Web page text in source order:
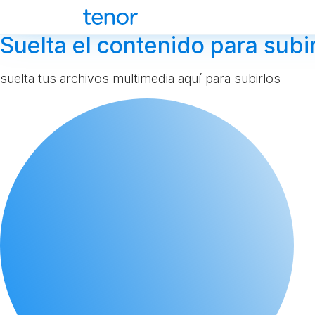
Suelta el contenido para
suelta tus archivos multimedia aquí para subirlos